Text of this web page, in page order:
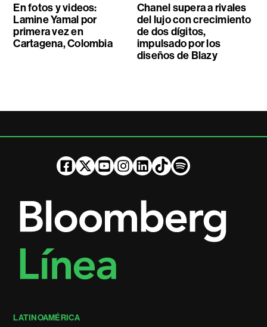
En fotos y videos:
Lamine Yamal por
primera vez en
Cartagena, Colombia
Chanel supera a rivales
del lujo con crecimiento
de dos dígitos,
impulsado por los
diseños de Blazy
LATINOAMÉRICA